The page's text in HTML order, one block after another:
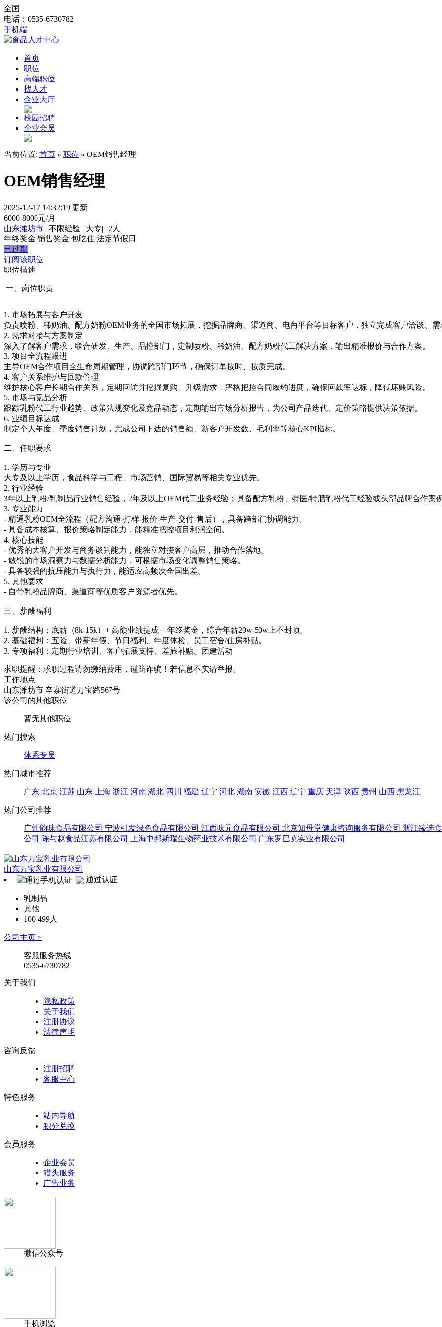
全国
电话：0535-6730782
手机端
首页
职位
高端职位
找人才
企业大厅
校园招聘
企业会员
当前位置: 首页 » 职位 » OEM销售经理
OEM销售经理
2025-12-17 14:32:19 更新
6000-8000元/月
山东潍坊市 | 不限经验 | 大专| | 2人
年终奖金 销售奖金 包吃住 法定节假日
已过期
订阅该职位
职位描述
一、岗位职责
1. 市场拓展与客户开发
负责喷粉、稀奶油、配方奶粉OEM业务的全国市场拓展，挖掘品牌商、渠道商、电商平台等目标客户，独立完成客户洽谈、需
2. 需求对接与方案制定
深入了解客户需求，联合研发、生产、品控部门，定制喷粉、稀奶油、配方奶粉代工解决方案，输出精准报价与合作方案。
3. 项目全流程跟进
主导OEM合作项目全生命周期管理，协调跨部门环节，确保订单按时、按质完成。
4. 客户关系维护与回款管理
维护核心客户长期合作关系，定期回访并挖掘复购、升级需求；严格把控合同履约进度，确保回款率达标，降低坏账风险。
5. 市场与竞品分析
跟踪乳粉代工行业趋势、政策法规变化及竞品动态，定期输出市场分析报告，为公司产品迭代、定价策略提供决策依据。
6. 业绩目标达成
制定个人年度、季度销售计划，完成公司下达的销售额、新客户开发数、毛利率等核心KPI指标。
二、任职要求
1. 学历与专业
大专及以上学历，食品科学与工程、市场营销、国际贸易等相关专业优先。
2. 行业经验
3年以上乳粉/乳制品行业销售经验，2年及以上OEM代工业务经验；具备配方乳粉、特医/特膳乳粉代工经验或头部品牌合作案
3. 专业能力
- 精通乳粉OEM全流程（配方沟通-打样-报价-生产-交付-售后），具备跨部门协调能力。
- 具备成本核算、报价策略制定能力，能精准把控项目利润空间。
4. 核心技能
- 优秀的大客户开发与商务谈判能力，能独立对接客户高层，推动合作落地。
- 敏锐的市场洞察力与数据分析能力，可根据市场变化调整销售策略。
- 具备较强的抗压能力与执行力，能适应高频次全国出差。
5. 其他要求
- 自带乳粉品牌商、渠道商等优质客户资源者优先。
三、薪酬福利
1. 薪酬结构：底薪（8k-15k）+ 高额业绩提成 + 年终奖金，综合年薪20w-50w上不封顶。
2. 基础福利：五险、带薪年假、节日福利、年度体检、员工宿舍/住房补贴。
3. 专项福利：定期行业培训、客户拓展支持、差旅补贴、团建活动
求职提醒：求职过程请勿缴纳费用，谨防诈骗！若信息不实请举报。
工作地点
山东潍坊市 辛寨街道万宝路567号
该公司的其他职位
暂无其他职位
热门搜索
体系专员
热门城市推荐
广东 北京 江苏 山东 上海 浙江 河南 湖北 四川 福建 辽宁 河北 湖南 安徽 江西 辽宁 重庆 天津 陕西 贵州 山西 黑龙江
热门公司推荐
广州韵味食品有限公司 宁波引发绿色食品有限公司 江西味元食品有限公司 北京知母堂健康咨询服务有限公司 浙江臻选
公司 陈与赵食品江苏有限公司 上海中邦斯瑞生物药业技术有限公司 广东罗巴克实业有限公司
山东万宝乳业有限公司
通过认证
乳制品
其他
100-499人
公司主页 >
客服服务热线
0535-6730782
关于我们
隐私政策
关于我们
注册协议
法律声明
咨询反馈
注册招聘
客服中心
特色服务
站内导航
积分兑换
会员服务
企业会员
猎头服务
广告业务
微信公众号
手机浏览